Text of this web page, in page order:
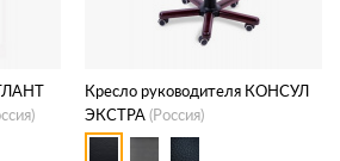
Кресло руководителя КОНСУЛ
ЭКСТРА(Россия)